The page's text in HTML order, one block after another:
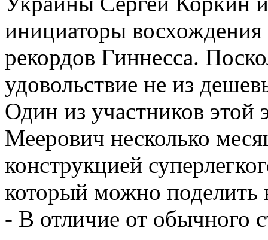
инициаторы
рекордов Гиннесса.
удовольствие не из
Один из участников этой
Меерович несколько
конструкцией
который можно поделить
- В отличие от обычного